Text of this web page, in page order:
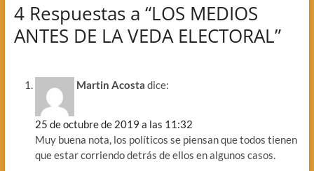
4 Respuestas a “LOS MEDIOS
ANTES DE LA VEDA ELECTORAL”
Martin Acosta dice:
25 de octubre de 2019 a las 11:32
Muy buena nota, los políticos se piensan que todos tienen
que estar corriendo detrás de ellos en algunos casos.